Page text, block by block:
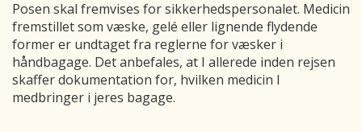
Posen skal fremvises for sikkerhedspersonalet. Medicin
fremstillet som væske, gelé eller lignende flydende
former er undtaget fra reglerne for væsker i
håndbagage. Det anbefales, at I allerede inden rejsen
skaffer dokumentation for, hvilken medicin I
medbringer i jeres bagage.